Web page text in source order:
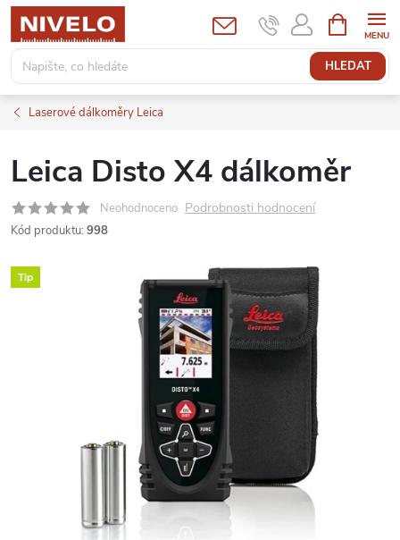
Přejít
obsah
HLEDAT
NÁKUPNÍ
KOŠÍK
Laserové dálkoměry Leica
Leica Disto X4 dálkoměr
Neohodnoceno Podrobnosti hodnocení
Kód produktu: 998
Tip